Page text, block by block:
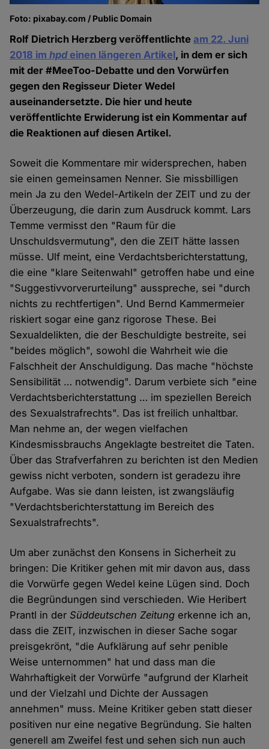
Foto: pixabay.com / Public Domain
Rolf Dietrich Herzberg veröffentlichteam 22. Juni
2018 imhpdeinen längeren Artikel, in dem er sich
mit der #MeeToo-Debatte und den Vorwürfen
gegen den Regisseur Dieter Wedel
auseinandersetzte. Die hier und heute
veröffentlichte Erwiderung ist ein Kommentar auf
die Reaktionen auf diesen Artikel.
Soweit die Kommentare mir widersprechen, haben
sie einen gemeinsamen Nenner. Sie missbilligen
mein Ja zu den Wedel-Artikeln der ZEIT und zu der
Überzeugung, die darin zum Ausdruck kommt. Lars
Temme vermisst den "Raum für die
Unschuldsvermutung", den die ZEIT hätte lassen
müsse. Ulf meint, eine Verdachtsberichterstattung,
die eine "klare Seitenwahl" getroffen habe und eine
"Suggestivvorverurteilung" ausspreche, sei "durch
nichts zu rechtfertigen". Und Bernd Kammermeier
riskiert sogar eine ganz rigorose These. Bei
Sexualdelikten, die der Beschuldigte bestreite, sei
"beides möglich", sowohl die Wahrheit wie die
Falschheit der Anschuldigung. Das mache "höchste
Sensibilität … notwendig". Darum verbiete sich "eine
Verdachtsberichterstattung … im speziellen Bereich
des Sexualstrafrechts". Das ist freilich unhaltbar.
Man nehme an, der wegen vielfachen
Kindesmissbrauchs Angeklagte bestreitet die Taten.
Über das Strafverfahren zu berichten ist den Medien
gewiss nicht verboten, sondern ist geradezu ihre
Aufgabe. Was sie dann leisten, ist zwangsläufig
"Verdachtsberichterstattung im Bereich des
Sexualstrafrechts".
Um aber zunächst den Konsens in Sicherheit zu
bringen: Die Kritiker gehen mit mir davon aus, dass
die Vorwürfe gegen Wedel keine Lügen sind. Doch
die Begründungen sind verschieden. Wie Heribert
Prantl in derSüddeutschen Zeitung erkenne ich an,
dass die ZEIT, inzwischen in dieser Sache sogar
preisgekrönt, "die Aufklärung auf sehr penible
Weise unternommen" hat und dass man die
Wahrhaftigkeit der Vorwürfe "aufgrund der Klarheit
und der Vielzahl und Dichte der Aussagen
annehmen" muss. Meine Kritiker geben statt dieser
positiven nur eine negative Begründung. Sie halten
generell am Zweifel fest und sehen sich nun auch